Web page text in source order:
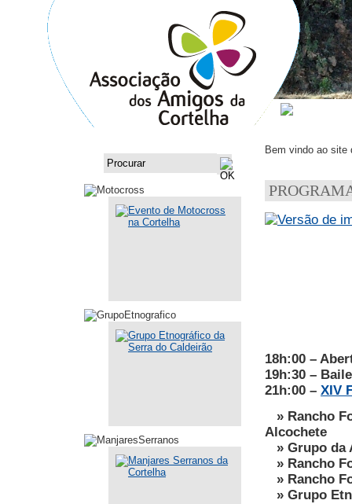
Bem vindo ao site
18h:00 –
19h:30 –
21h:00 – XIV
» Rancho
Alcochete
» Grupo da
» Rancho
» Rancho
» Grupo